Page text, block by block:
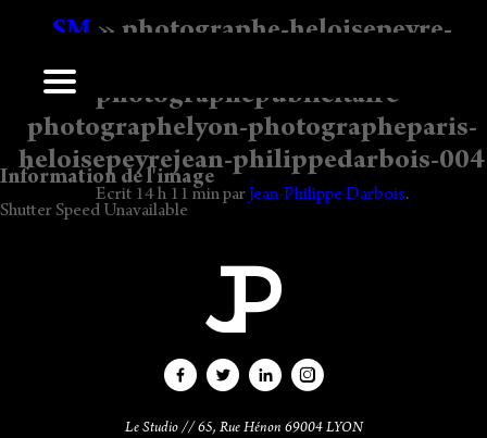
SM » photographe-heloisepeyre-
agencepublicitaire-j-pdarbois-pub-
photographepublicitaire-
photographelyon-photographeparis-
heloisepeyrejean-philippedarbois-004
Ecrit 14 h 11 minpar Jean-Philippe Darbois.
Laisser un commentaire
Vous devez vous connecterpour publier un commentaire.
Information de l'image
Shutter Speed Unavailable
Le Studio // 65, Rue Hénon 69004 LYON